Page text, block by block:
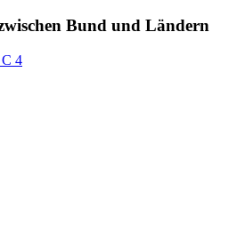
Bund und Ländern
4